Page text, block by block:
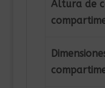
Altura de